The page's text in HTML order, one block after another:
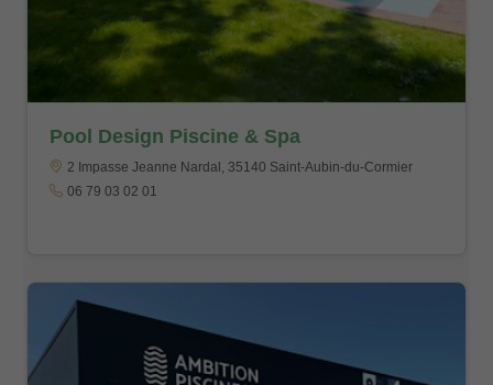
Pool Design Piscine & Spa
2 Impasse Jeanne Nardal, 35140 Saint-Aubin-du-Cormier
06 79 03 02 01